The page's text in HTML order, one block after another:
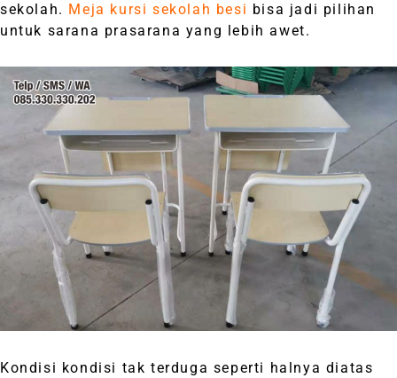
sekolah. Meja kursi sekolah besi bisa jadi pilihan
untuk sarana prasarana yang lebih awet.
Kondisi kondisi tak terduga seperti halnya diatas